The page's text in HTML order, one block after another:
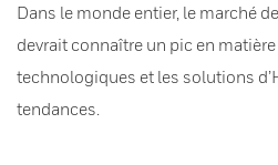
Dans le monde entier, le marché
devrait connaître un pic en
technologiques et les solutions
tendances.